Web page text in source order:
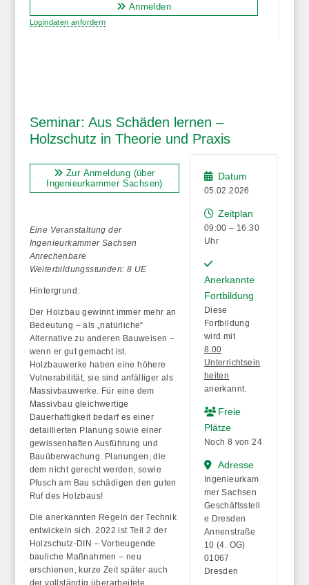
Anmelden
Logindaten anfordern
Seminar: Aus Schäden lernen –
Holzschutz in Theorie und Praxis
Zur Anmeldung (über
Ingenieurkammer Sachsen)
Eine Veranstaltung der
Ingenieurkammer Sachsen
Anrechenbare
Weiterbildungsstunden: 8 UE
Hintergrund:
Der Holzbau gewinnt immer mehr an
Bedeutung – als „natürliche“
Alternative zu anderen Bauweisen –
wenn er gut gemacht ist.
Holzbauwerke haben eine höhere
Vulnerabilität, sie sind anfälliger als
Massivbauwerke. Für eine dem
Massivbau gleichwertige
Dauerhaftigkeit bedarf es einer
detaillierten Planung sowie einer
gewissenhaften Ausführung und
Bauüberwachung. Planungen, die
dem nicht gerecht werden, sowie
Pfusch am Bau schädigen den guten
Ruf des Holzbaus!
Die anerkannten Regeln der Technik
entwickeln sich. 2022 ist Teil 2 der
Holzschutz-DIN – Vorbeugende
bauliche Maßnahmen – neu
erschienen, kurze Zeit später auch
der vollständig überarbeitete
Datum
05.02.2026
Zeitplan
09:00 – 16:30
Uhr
Anerkannte
Fortbildung
Diese
Fortbildung
wird mit
8.00
Unterrichtsein
heiten
anerkannt.
Freie
Plätze
Noch 8 von 24
Adresse
Ingenieurkam
mer Sachsen
Geschäftsstell
e Dresden
Annenstraße
10 (4. OG)
01067
Dresden